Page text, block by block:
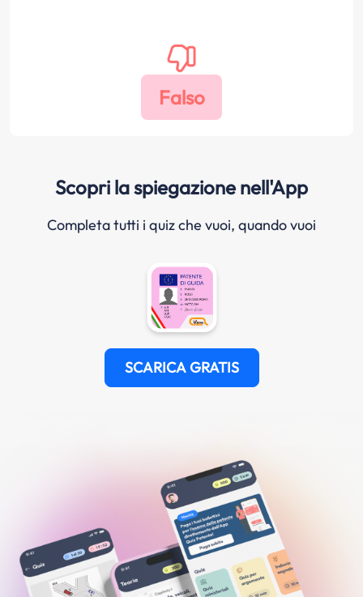
Scopri la spiegazione nell'App
Completa tutti i quiz che vuoi, quando vuoi
SCARICA GRATIS